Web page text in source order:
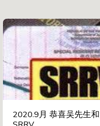
2020.9月 恭喜吴先生